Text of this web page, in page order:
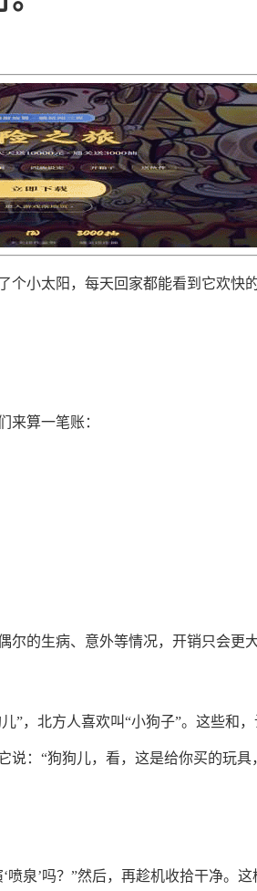
小太阳，每天回家都能看到它欢快
来算一笔账：
的生病、意外等情况，开销只会更大
，北方人喜欢叫“小狗子”。这些和，
：“狗狗儿，看，这是给你买的玩具
泉’吗？”然后，再趁机收拾干净。